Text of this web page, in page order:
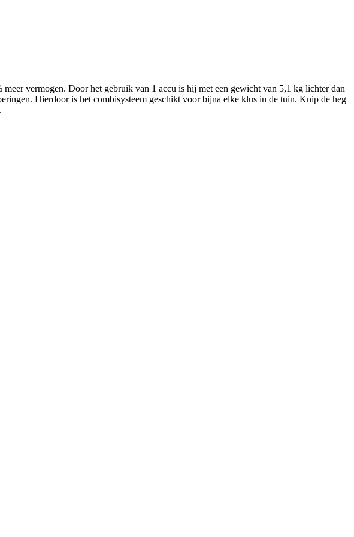
vermogen. Door het gebruik van 1 accu is hij met een gewicht van 5,1 kg lichter dan
Hierdoor is het combisysteem geschikt voor bijna elke klus in de tuin. Knip de heg